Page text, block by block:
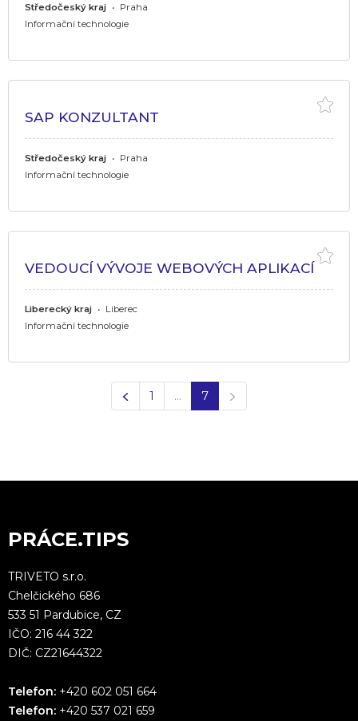
Středočeský kraj • Praha
Informační technologie
SAP KONZULTANT
Středočeský kraj • Praha
Informační technologie
VEDOUCÍ VÝVOJE WEBOVÝCH APLIKACÍ
Liberecký kraj • Liberec
Informační technologie
Předchozí
1 … 7
PRÁCE.TIPS
TRIVETO s.r.o.
Chelčického 686
533 51 Pardubice, CZ
IČO: 216 44 322
DIČ: CZ21644322
Telefon: +420 602 051 664
Telefon: +420 537 021 659